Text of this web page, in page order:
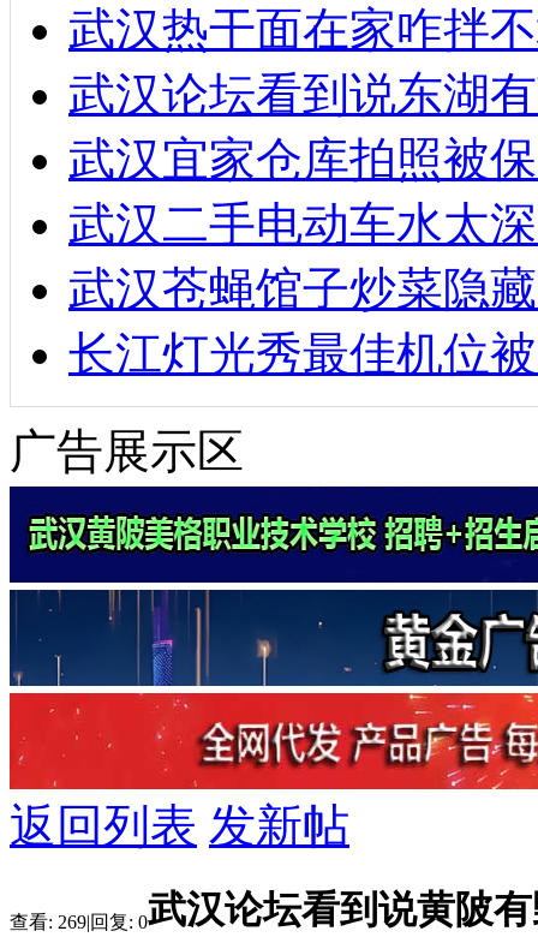
武汉热干面在家咋拌
武汉论坛看到说东湖
武汉宜家仓库拍照被
武汉二手电动车水太
武汉苍蝇馆子炒菜隐
长江灯光秀最佳机位
广告展示区
返回列表 发新帖
查看: 269|回复: 0武汉论坛看到说黄陂